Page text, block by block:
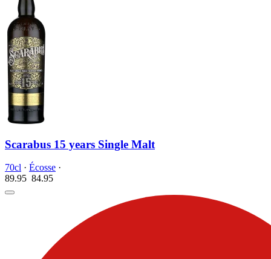
Scarabus 15 years Single Malt
70cl · Écosse ·
89.95 84.95